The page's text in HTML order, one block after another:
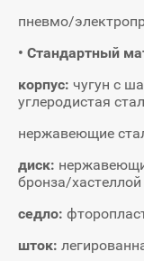
пневмо/
• Стандартный
корпус: чугун с
углеродистая
нержавеющие
диск:
бронза/хастеллой
седло:
шток: